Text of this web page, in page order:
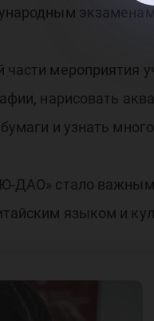
мероприятия
нарисовать
и узнать
ДАО» стало важным
языком и